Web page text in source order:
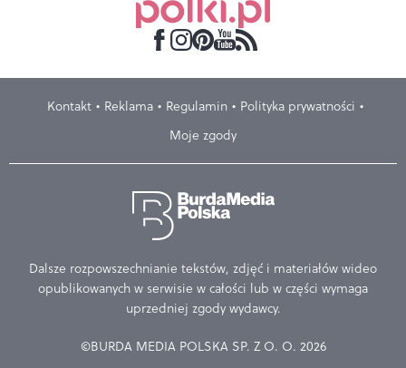
Kontakt Reklama Regulamin
Polityka prywatności
Moje zgody
Dalsze rozpowszechnianie tekstów, zdjęć i materiałów wideo
opublikowanych w serwisie w całości lub w części wymaga
uprzedniej zgody wydawcy.
©BURDA MEDIA POLSKA SP. Z O. O. 2026